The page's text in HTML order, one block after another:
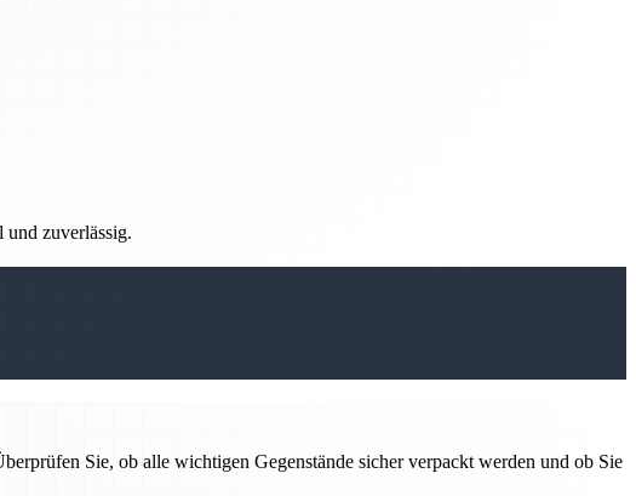
und zuverlässig.
Sie, ob alle wichtigen Gegenstände sicher verpackt werden und ob Sie